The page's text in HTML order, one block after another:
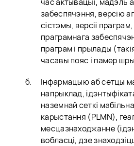
забеспячэння, версію
сістэмы, версіі
праграмнага
праграм і прылады
часавы пояс і памер
Інфармацыю аб сетцы
напрыклад,
наземнай сеткі
карыстання (PLMN),
месцазнаходжанне
вобласці, дзе